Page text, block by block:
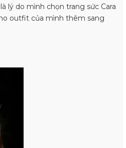
lý do mình chọn trang sức Cara
outfit của mình thêm sang